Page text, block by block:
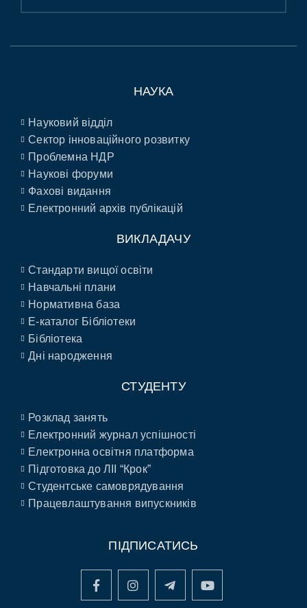
НАУКА
Науковий відділ
Сектор інноваційного розвитку
Проблемна НДР
Наукові форуми
Фахові видання
Електронний архів публікацій
ВИКЛАДАЧУ
Стандарти вищої освіти
Навчальні плани
Нормативна база
E-каталог Бібліотеки
Бібліотека
Дні народження
СТУДЕНТУ
Розклад занять
Електронний журнал успішності
Електронна освітня платформа
Підготовка до ЛІІ “Крок”
Студентське самоврядування
Працевлаштування випускників
ПІДПИСАТИСЬ